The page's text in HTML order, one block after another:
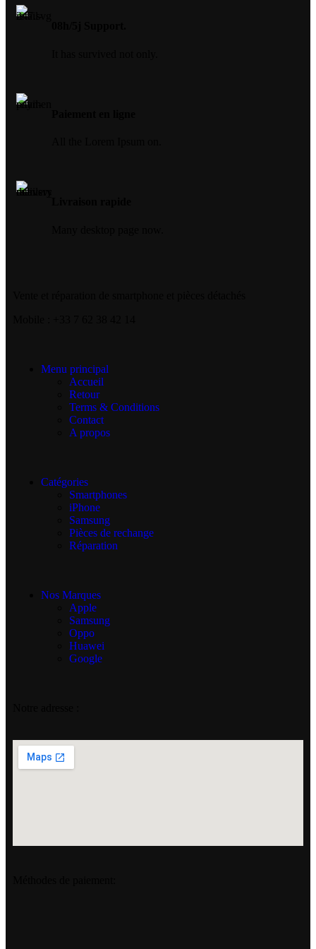
Menu principal
Accueil
Retour
Terms & Conditions
Contact
A propos
Catégories
Smartphones
iPhone
Samsung
Pièces de rechange
Réparation
Nos Marques
Apple
Samsung
Oppo
Huawei
Google